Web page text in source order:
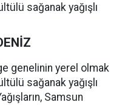
sağanak yağışlı
genelinin yerel olmak
sağanak yağışlı
Samsun